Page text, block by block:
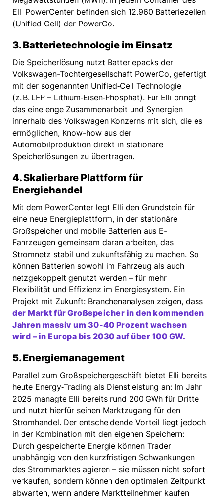
Elli PowerCenter befinden sich 12.960 Batteriezellen
(Unified Cell) der PowerCo.
3. Batterietechnologie im Einsatz
Die Speicherlösung nutzt Batteriepacks der
Volkswagen-Tochtergesellschaft PowerCo, gefertigt
mit der sogenannten Unified‑Cell Technologie
(z. B. LFP – Lithium‑Eisen‑Phosphat). Für Elli bringt
das eine enge Zusammenarbeit und Synergien
innerhalb des Volkswagen Konzerns mit sich, die es
ermöglichen, Know-how aus der
Automobilproduktion direkt in stationäre
Speicherlösungen zu übertragen.
4. Skalierbare Plattform für
Energiehandel
Mit dem PowerCenter legt Elli den Grundstein für
eine neue Energieplattform, in der stationäre
Großspeicher und mobile Batterien aus E-
Fahrzeugen gemeinsam daran arbeiten, das
Stromnetz stabil und zukunftsfähig zu machen. So
können Batterien sowohl im Fahrzeug als auch
netzgekoppelt genutzt werden – für mehr
Flexibilität und Effizienz im Energiesystem. Ein
Projekt mit Zukunft: Branchenanalysen zeigen, dass
der Markt für Großspeicher in den kommenden
Jahren massiv um 30-40 Prozent wachsen
wird – in Europa bis 2030 auf über 100 GW.
5. Energiemanagement
Parallel zum Großspeichergeschäft bietet Elli bereits
heute Energy‑Trading als Dienstleistung an: Im Jahr
2025 managte Elli bereits rund 200 GWh für Dritte
und nutzt hierfür seinen Marktzugang für den
Stromhandel. Der entscheidende Vorteil liegt jedoch
in der Kombination mit den eigenen Speichern:
Durch gespeicherte Energie können Trader
unabhängig von den kurzfristigen Schwankungen
des Strommarktes agieren – sie müssen nicht sofort
verkaufen, sondern können den optimalen Zeitpunkt
abwarten, wenn andere Marktteilnehmer kaufen